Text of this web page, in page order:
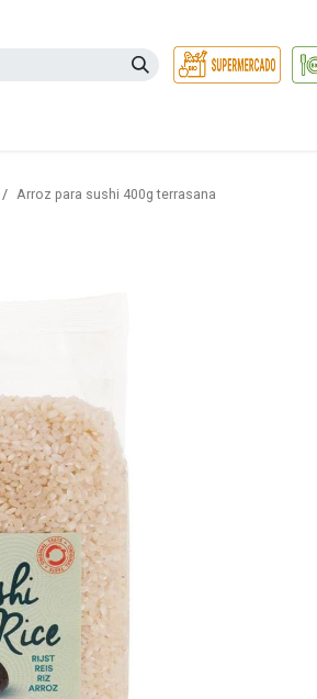
Arroz para sushi 400g terrasana